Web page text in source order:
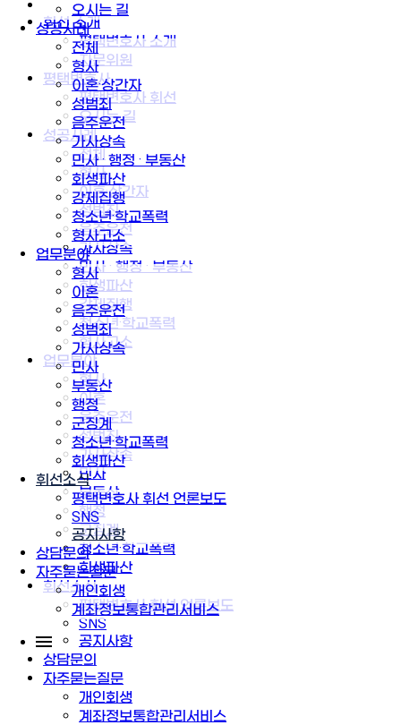
오시는 길
성공사례
전체
형사
이혼·상간자
성범죄
음주운전
가사상속
민사 · 행정 · 부동산
회생파산
강제집행
청소년·학교폭력
형사고소
업무분야
형사
이혼
음주운전
성범죄
가사상속
민사
부동산
행정
군징계
청소년·학교폭력
회생파산
휘선소식
평택변호사 휘선 언론보도
SNS
공지사항
상담문의
자주묻는질문
개인회생
계좌정보통합관리서비스
휘선 소개
평택변호사 소개
자문위원
평택변호사
평택변호사 휘선
오시는 길
성공사례
전체
형사
이혼·상간자
성범죄
음주운전
가사상속
민사 · 행정 · 부동산
회생파산
강제집행
청소년·학교폭력
형사고소
업무분야
형사
이혼
음주운전
성범죄
가사상속
민사
부동산
행정
군징계
청소년·학교폭력
회생파산
휘선소식
평택변호사 휘선 언론보도
SNS
공지사항
상담문의
자주묻는질문
개인회생
계좌정보통합관리서비스